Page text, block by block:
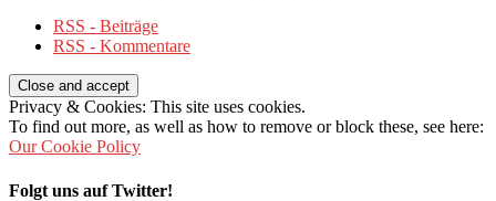
RSS - Beiträge
RSS - Kommentare
Privacy & Cookies: This site uses cookies.
To find out more, as well as how to remove or block these, see here:
Our Cookie Policy
Folgt uns auf Twitter!